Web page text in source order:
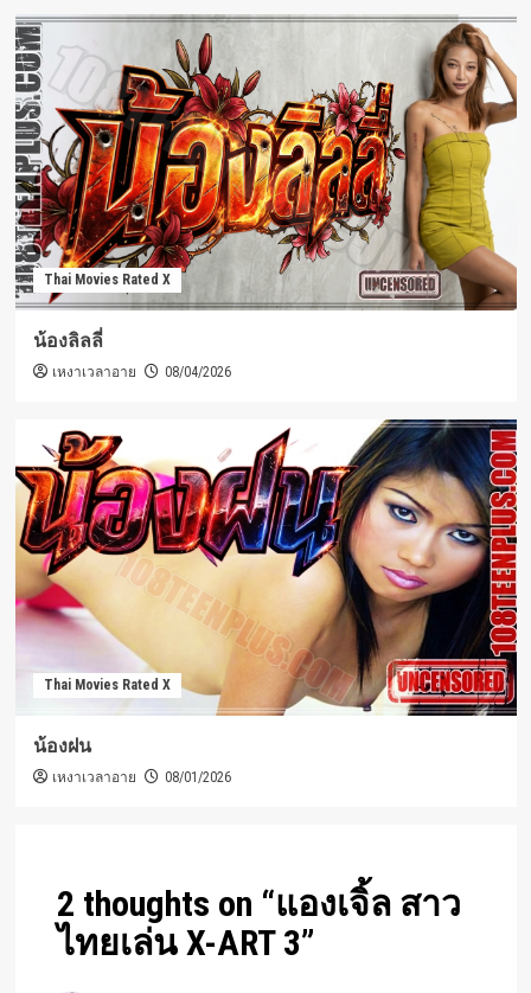
Thai Movies Rated X
น้องลิลลี่
เหงาเวลาอาย 08/04/2026
Thai Movies Rated X
น้องฝน
เหงาเวลาอาย 08/01/2026
2 thoughts on “แองเจิ้ล สาว
ไทยเล่น X-ART 3”